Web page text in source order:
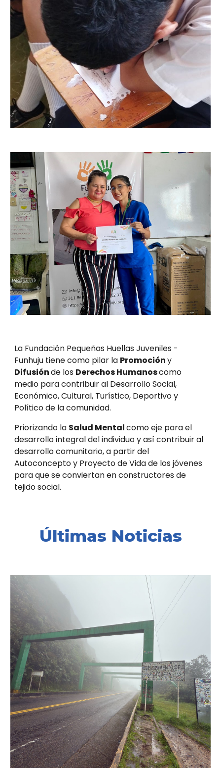
La Fundación Pequeñas Huellas Juveniles -
Funhuju tiene como pilar la Promocióny
Difusiónde los Derechos Humanoscomo
medio para contribuir al Desarrollo Social,
Económico, Cultural, Turístico, Deportivo y
Político de la comunidad.
Priorizando la Salud Mentalcomo eje para el
desarrollo integral del individuo y así contribuir al
desarrollo comunitario, a partir del
Autoconcepto y Proyecto de Vida de los jóvenes
para que se conviertan en constructores de
tejido social.
Últimas Noticias